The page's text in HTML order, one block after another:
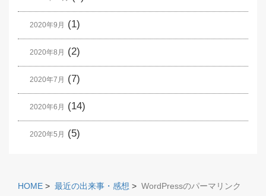
2020年9月 (1)
2020年8月 (2)
2020年7月 (7)
2020年6月 (14)
2020年5月 (5)
HOME > 最近の出来事・感想 > WordPressのパーマリンク